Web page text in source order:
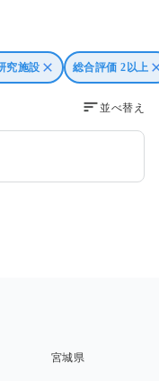
究施設 総合評価 2以上
並べ替え
宮城県